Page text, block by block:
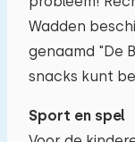
Wadden
genaamd "De
snacks kunt
Sport en spel